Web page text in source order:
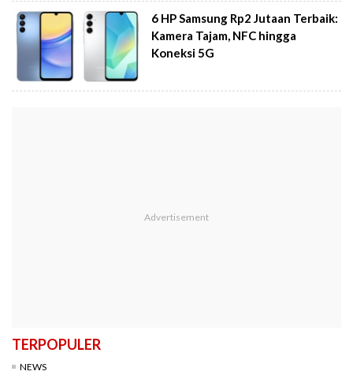
6 HP Samsung Rp2 Jutaan Terbaik:
Kamera Tajam, NFC hingga
Koneksi 5G
TERPOPULER
NEWS